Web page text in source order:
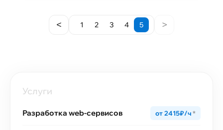
< 1 2 3 4 5 >
Услуги
Разработка web-сервисов от 2415₽/ч*